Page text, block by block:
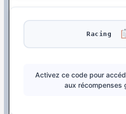
Racing
Activez ce code pour
aux récompenses